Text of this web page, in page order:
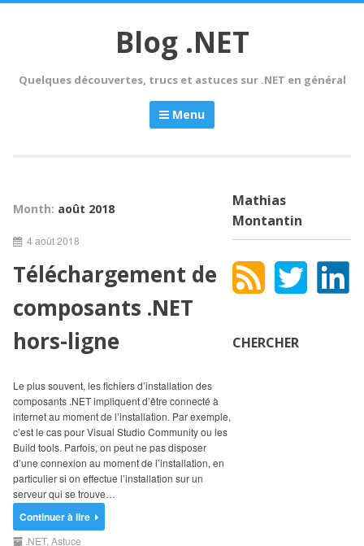
Blog .NET
Quelques découvertes, trucs et astuces sur .NET en général
Menu
Month: août 2018
4 août 2018
Téléchargement de
composants .NET
hors-ligne
Le plus souvent, les fichiers d’installation des
composants .NET impliquent d’être connecté à
internet au moment de l’installation. Par exemple,
c’est le cas pour Visual Studio Community ou les
Build tools. Parfois, on peut ne pas disposer
d’une connexion au moment de l’installation, en
particulier si on effectue l’installation sur un
serveur qui se trouve…
Continuer à lire
.NET, Astuce
Mathias
Montantin
CHERCHER